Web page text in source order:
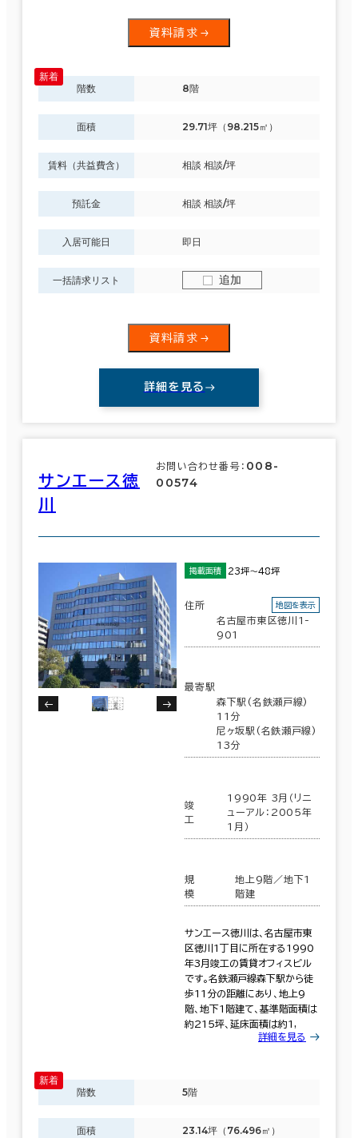
資料請求
階数 8階
面積 29.71坪（98.215㎡）
賃料（共益費含） 相談 相談/坪
預託金 相談 相談/坪
入居可能日 即日
一括請求リスト 追加
資料請求
詳細を見る
サンエース徳
川
お問い合わせ番号： 008-
00574
掲載面積 23坪～48坪
住所
名古屋市東区徳川1-
901
地図を表示
最寄駅
森下駅(名鉄瀬戸線)
11分
尼ヶ坂駅(名鉄瀬戸線)
13分
竣
工
1990年 3月（リニ
ューアル：2005年
1月）
規
模
地上9階／地下1
階建
サンエース徳川は、名古屋市東
区徳川1丁目に所在する1990
年3月竣工の賃貸オフィスビル
です。名鉄瀬戸線森下駅から徒
歩11分の距離にあり、地上9
階、地下1階建て、基準階面積は
約215坪、延床面積は約1,
詳細を見る
階数 5階
面積 23.14坪（76.496㎡）